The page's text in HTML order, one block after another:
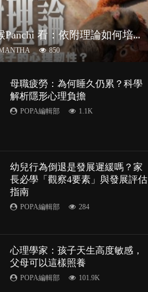
從
小獼猴Panchi 看：依附理論如何培養孩子心理韌性？
850
母職疲勞：為何睡久仍累？科學
解析隱形心理負擔
POPA編輯部 1.1K
幼兒行為倒退是發展遲緩嗎？家
長必學「觀察4要素」與發展評估
指南
POPA編輯部 284
心理學家：孩子天生高度敏感，
父母可以這樣照養
POPA編輯部 101.9K